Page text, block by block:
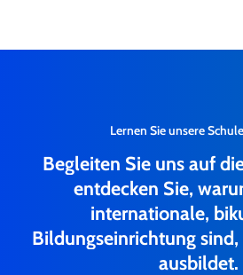
Lernen Sie unsere
Begleiten Sie uns auf
entdecken Sie,
internationale,
Bildungseinrichtung sind,
ausbildet.